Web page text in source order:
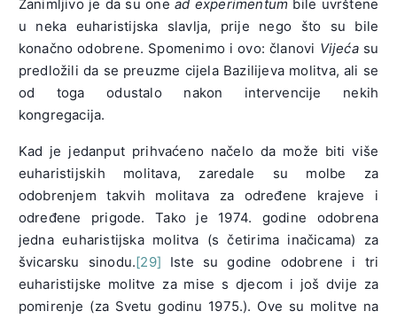
Zanimljivo je da su one ad experimentum bile uvrštene
u neka euharistijska slavlja, prije nego što su bile
konačno odobrene. Spomenimo i ovo: članovi Vijećasu
predložili da se preuzme cijela Bazilijeva molitva, ali se
od toga odustalo nakon intervencije nekih
kongregacija.
Kad je jedanput prihvaćeno načelo da može biti više
euharistijskih molitava, zaredale su molbe za
odobrenjem takvih molitava za određene krajeve i
određene prigode. Tako je 1974. godine odobrena
jedna euharistijska molitva (s četirima inačicama) za
švicarsku sinodu.[29] Iste su godine odobrene i tri
euharistijske molitve za mise s djecom i još dvije za
pomirenje (za Svetu godinu 1975.). Ove su molitve na